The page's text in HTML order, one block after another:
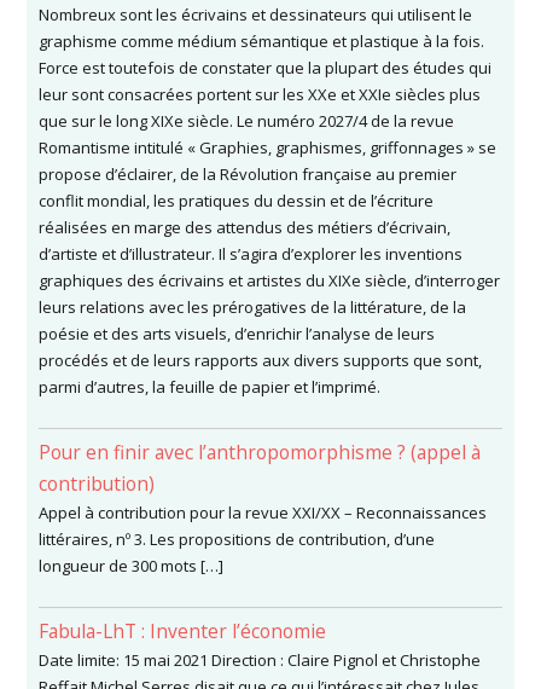
Nombreux sont les écrivains et dessinateurs qui utilisent le
graphisme comme médium sémantique et plastique à la fois.
Force est toutefois de constater que la plupart des études qui
leur sont consacrées portent sur les XXe et XXIe siècles plus
que sur le long XIXe siècle. Le numéro 2027/4 de la revue
Romantisme intitulé « Graphies, graphismes, griffonnages » se
propose d’éclairer, de la Révolution française au premier
conflit mondial, les pratiques du dessin et de l’écriture
réalisées en marge des attendus des métiers d’écrivain,
d’artiste et d’illustrateur. Il s’agira d’explorer les inventions
graphiques des écrivains et artistes du XIXe siècle, d’interroger
leurs relations avec les prérogatives de la littérature, de la
poésie et des arts visuels, d’enrichir l’analyse de leurs
procédés et de leurs rapports aux divers supports que sont,
parmi d’autres, la feuille de papier et l’imprimé.
Pour en finir avec l’anthropomorphisme ? (appel à
contribution)
Appel à contribution pour la revue XXI/XX – Reconnaissances
littéraires, nº 3. Les propositions de contribution, d’une
longueur de 300 mots […]
Fabula-LhT : Inventer l’économie
Date limite: 15 mai 2021 Direction : Claire Pignol et Christophe